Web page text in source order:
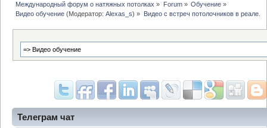
Телеграм чат
Международный форум о натяжных потолках » Forum» Обучение»
Видео обучение (Модератор:Alexas_s) » Видео с встреч потолочников в реале.